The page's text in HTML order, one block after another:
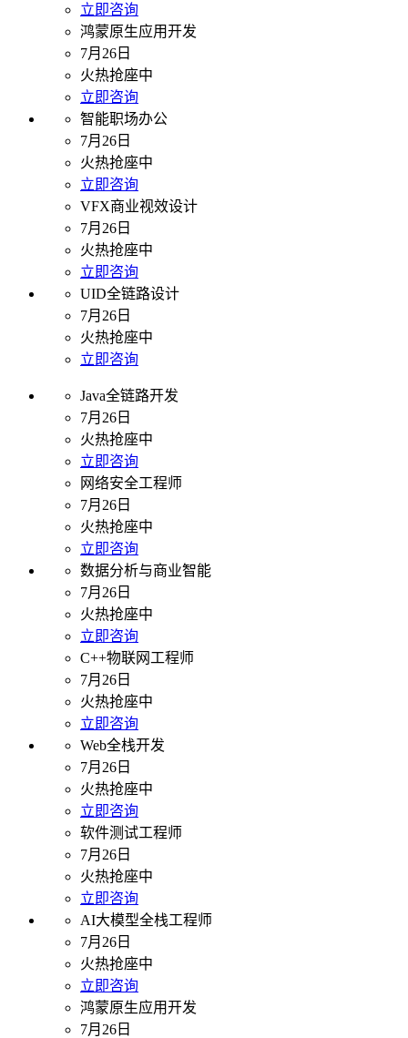
立即咨询
鸿蒙原生应用开发
7月26日
火热抢座中
立即咨询
智能职场办公
7月26日
火热抢座中
立即咨询
VFX商业视效设计
7月26日
火热抢座中
立即咨询
UID全链路设计
7月26日
火热抢座中
立即咨询
Java全链路开发
7月26日
火热抢座中
立即咨询
网络安全工程师
7月26日
火热抢座中
立即咨询
数据分析与商业智能
7月26日
火热抢座中
立即咨询
C++物联网工程师
7月26日
火热抢座中
立即咨询
Web全栈开发
7月26日
火热抢座中
立即咨询
软件测试工程师
7月26日
火热抢座中
立即咨询
AI大模型全栈工程师
7月26日
火热抢座中
立即咨询
鸿蒙原生应用开发
7月26日